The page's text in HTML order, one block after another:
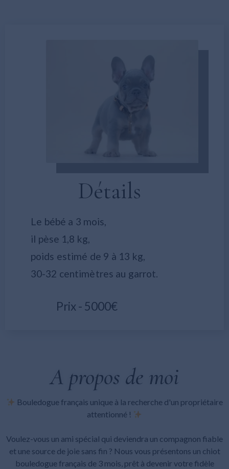
Détails
Le bébé a 3 mois,
il pèse 1,8 kg,
poids estimé de 9 à 13 kg,
30-32 centimètres au garrot.
Prix - 5000€
A propos de moi
Bouledogue français unique à la recherche d'un propriétaire
attentionné !
Voulez-vous un ami spécial qui deviendra un compagnon fiable
et une source de joie sans fin ? Nous vous présentons un chiot
bouledogue français de 3 mois, prêt à devenir votre fidèle